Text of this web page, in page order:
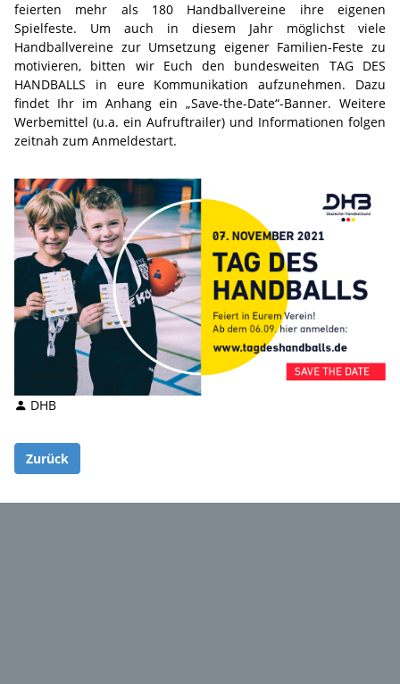
feierten mehr als 180 Handballvereine ihre eigenen
Spielfeste. Um auch in diesem Jahr möglichst viele
Handballvereine zur Umsetzung eigener Familien-Feste zu
motivieren, bitten wir Euch den bundesweiten TAG DES
HANDBALLS in eure Kommunikation aufzunehmen. Dazu
findet Ihr im Anhang ein „Save-the-Date“-Banner. Weitere
Werbemittel (u.a. ein Aufruftrailer) und Informationen folgen
zeitnah zum Anmeldestart.
DHB
Zurück